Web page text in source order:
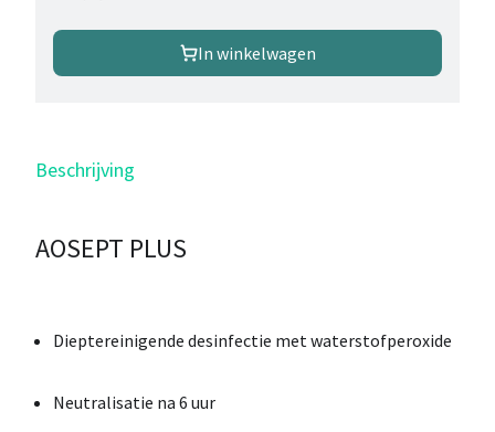
In winkelwagen
Beschrijving
AOSEPT PLUS
Dieptereinigende desinfectie met waterstofperoxide
Neutralisatie na 6 uur